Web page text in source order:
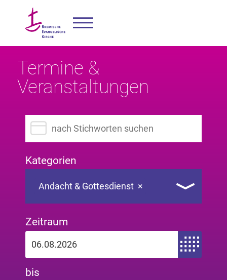
Termine &
Veranstaltungen
Suchbegriff eingeben
Kategorien
×
Andacht & Gottesdienst
Zeitraum
Zeitraum von
bis